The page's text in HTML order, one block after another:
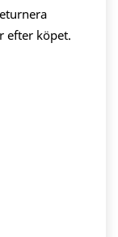
efter köpet.